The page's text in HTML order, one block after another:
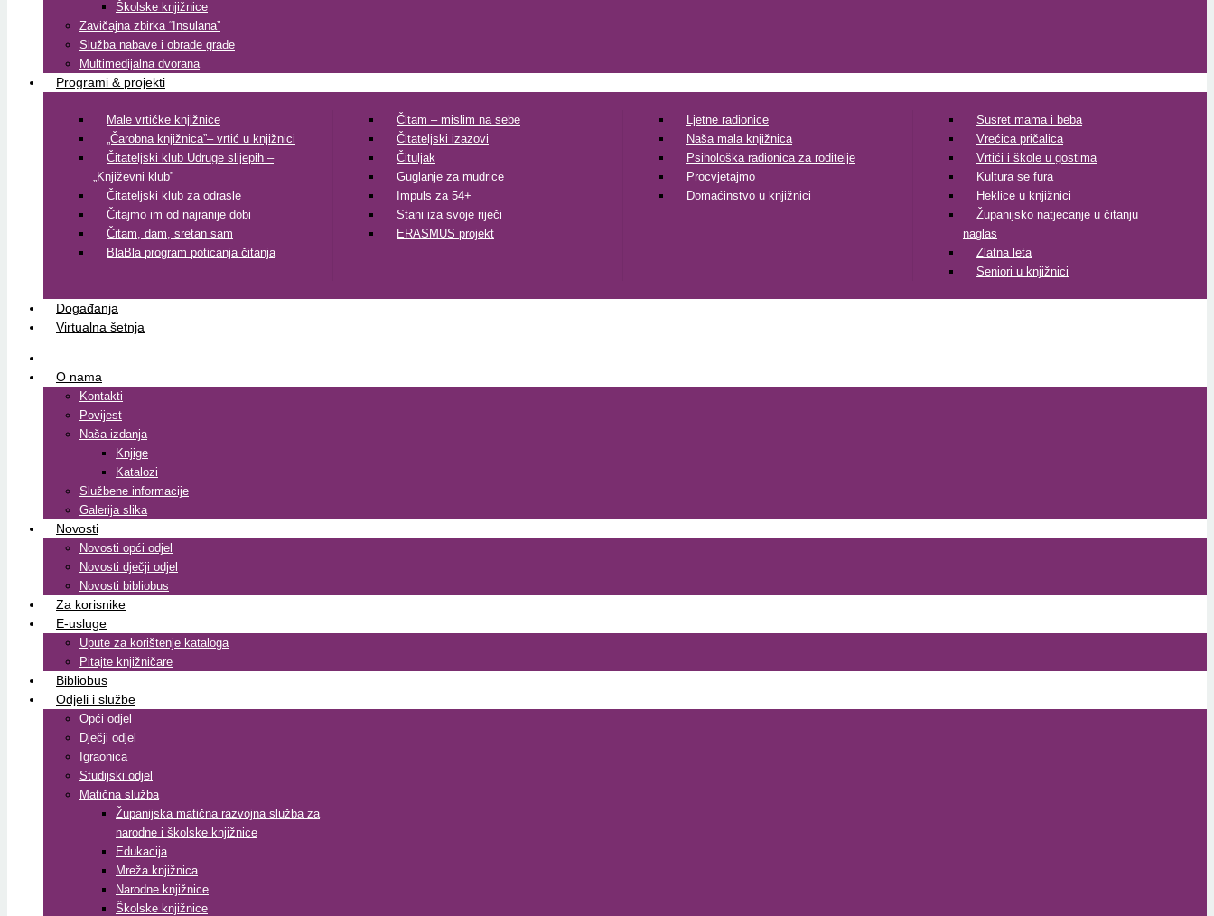
Školske knjižnice
Zavičajna zbirka “Insulana”
Služba nabave i obrade građe
Multimedijalna dvorana
Programi & projekti
Male vrtićke knjižnice
„Čarobna knjižnica”– vrtić u knjižnici
Čitateljski klub Udruge slijepih –
„Književni klub”
Čitateljski klub za odrasle
Čitajmo im od najranije dobi
Čitam, dam, sretan sam
BlaBla program poticanja čitanja
Čitam – mislim na sebe
Čitateljski izazovi
Čituljak
Guglanje za mudrice
Impuls za 54+
Stani iza svoje riječi
ERASMUS projekt
Ljetne radionice
Naša mala knjižnica
Psihološka radionica za roditelje
Procvjetajmo
Domaćinstvo u knjižnici
Susret mama i beba
Vrećica pričalica
Vrtići i škole u gostima
Kultura se fura
Heklice u knjižnici
Županijsko natjecanje u čitanju
naglas
Zlatna leta
Seniori u knjižnici
Događanja
Virtualna šetnja
O nama
Kontakti
Povijest
Naša izdanja
Knjige
Katalozi
Službene informacije
Galerija slika
Novosti
Novosti opći odjel
Novosti dječji odjel
Novosti bibliobus
Za korisnike
E-usluge
Upute za korištenje kataloga
Pitajte knjižničare
Bibliobus
Odjeli i službe
Opći odjel
Dječji odjel
Igraonica
Studijski odjel
Matična služba
Županijska matična razvojna služba za
narodne i školske knjižnice
Edukacija
Mreža knjižnica
Narodne knjižnice
Školske knjižnice